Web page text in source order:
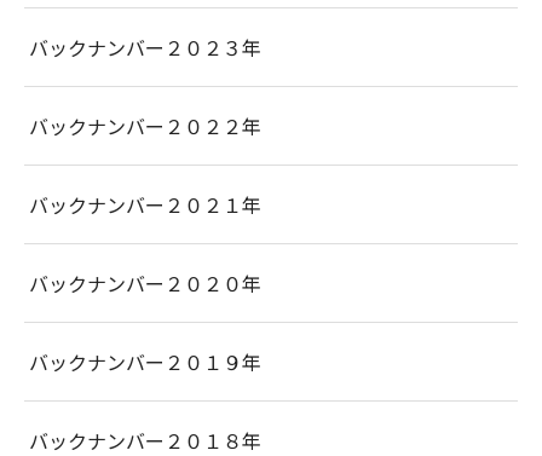
バックナンバー２０２３年
バックナンバー２０２２年
バックナンバー２０２１年
バックナンバー２０２０年
バックナンバー２０１９年
バックナンバー２０１８年